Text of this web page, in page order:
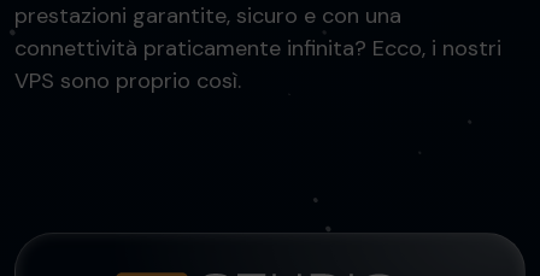
prestazioni garantite, sicuro e con una
connettività praticamente infinita? Ecco, i nostri
VPS sono proprio così.